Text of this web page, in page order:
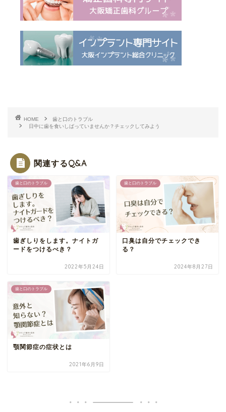
HOME
歯と口のトラブル
日中に歯を食いしばっていませんか？チェックしてみよう
関連するQ&A
歯と口のトラブル
歯ぎしりをします。ナイトガ
ードをつけるべき？
2022年5月24日
歯と口のトラブル
口臭は自分でチェックでき
る？
2024年8月27日
歯と口のトラブル
顎関節症の症状とは
2021年6月9日